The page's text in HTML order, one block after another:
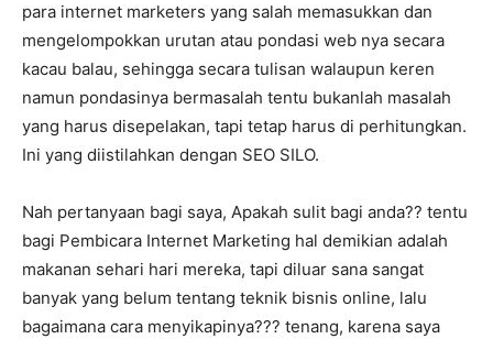
para internet marketers yang salah memasukkan dan
mengelompokkan urutan atau pondasi web nya secara
kacau balau, sehingga secara tulisan walaupun keren
namun pondasinya bermasalah tentu bukanlah masalah
yang harus disepelakan, tapi tetap harus di perhitungkan.
Ini yang diistilahkan dengan SEO SILO.
Nah pertanyaan bagi saya, Apakah sulit bagi anda?? tentu
bagi Pembicara Internet Marketing hal demikian adalah
makanan sehari hari mereka, tapi diluar sana sangat
banyak yang belum tentang teknik bisnis online, lalu
bagaimana cara menyikapinya??? tenang, karena saya